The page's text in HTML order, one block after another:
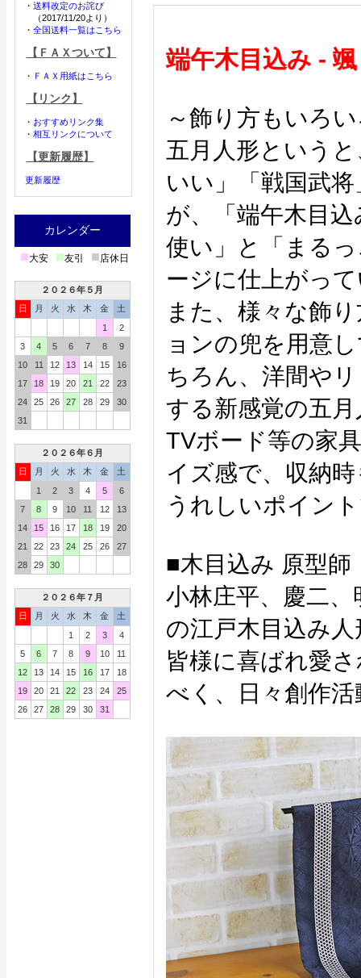
・ 送料改定のお詫び
（2017/11/20より）
・ 全国送料一覧はこちら
【ＦＡＸついて】
・ ＦＡＸ用紙はこちら
【リンク】
・ おすすめリンク集
・ 相互リンクについて
【更新履歴】
更新履歴
カレンダー
■大安 ■友引 ■店休日
２０２６年５月
日
月 火 水 木 金
土
1
2
3
4 5 6 7 8
9
10
11 12 13 14 15
16
17
18 19 20 21 22
23
24
25 26 27 28 29
30
31
２０２６年６月
日
月 火 水 木 金
土
1
2 3 4 5
6
7
8 9 10 11 12
13
14
15 16 17 18 19
20
21
22 23 24 25 26
27
28
29 30
２０２６年７月
日
月 火 水 木 金
土
1
2 3
4
5
6 7 8 9 10
11
12
13 14 15 16 17
18
19
20 21 22 23 24
25
26
27 28 29 30 31
端午木目込み -
～飾り方もいろ
五月人形という
いい」「戦国武
が、「端午木目
使い」と「まる
ージに仕上がっ
また、様々な飾
ョンの兜を用意
ちろん、洋間や
する新感覚の五
TVボード等の家
イズ感で、収納
うれしいポイン
■木目込み 原型
小林庄平、慶二
の江戸木目込み
皆様に喜ばれ愛
べく、日々創作